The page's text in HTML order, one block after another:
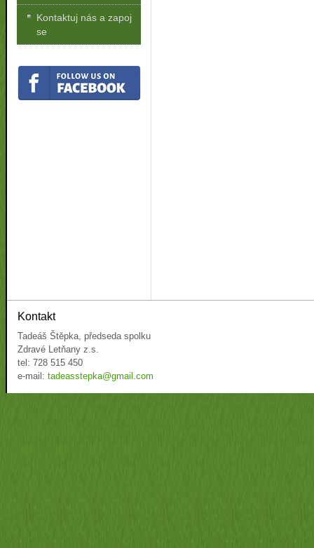
Kontaktuj nás a zapoj
se
Kontakt
Tadeáš Štěpka, předseda spolku
Zdravé Letňany z.s.
tel: 728 515 450
e-mail: tadeasstepka@gmail.com